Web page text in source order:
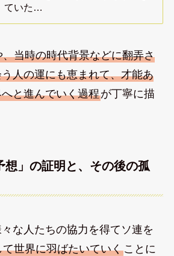
ていた…
当時の時代背景などに翻弄さ
人の運にも恵まれて、才能あ
と進んでいく過程が丁寧に描
想」の証明と、その後の孤
な人たちの協力を得てソ連を
世界に羽ばたいていくことに